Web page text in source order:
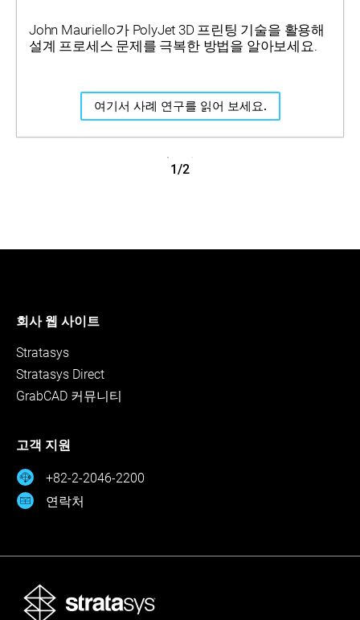
John Mauriello가 PolyJet 3D 프린팅 기술을 활용해
설계 프로세스 문제를 극복한 방법을 알아보세요.
여기서 사례 연구를 읽어 보세요.
1/2
회사 웹 사이트
Stratasys
Stratasys Direct
GrabCAD 커뮤니티
고객 지원
+82-2-2046-2200
연락처